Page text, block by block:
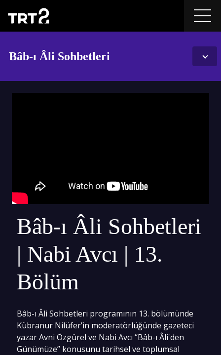
Bâb-ı Âli Sohbetleri
Bâb-ı Âli Sohbetleri
| Nabi Avcı | 13.
Bölüm
Bâb-ı Âli Sohbetleri programının 13. bölümünde
Kübranur Nilüfer’in moderatörlüğünde gazeteci
yazar Avni Özgürel ve Nabi Avcı “Bâb-ı Âli'den
Günümüze” konusunu tarihsel ve toplumsal